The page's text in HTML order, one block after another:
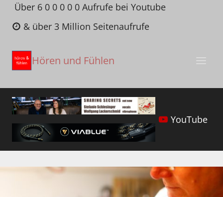
Zum
Inhalt
springen
Über 6 0 0 0 0 0 Aufrufe bei Youtube
& über 3 Million Seitenaufrufe
Hören und Fühlen
YouTube